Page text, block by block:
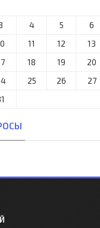
4 5 6
11 12 13
18 19 20
25 26 27